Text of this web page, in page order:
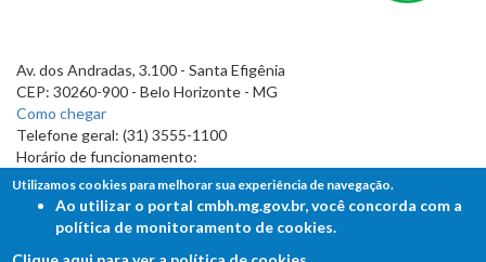
Av. dos Andradas, 3.100 - Santa Efigênia
CEP: 30260-900 - Belo Horizonte - MG
Como chegar
Telefone geral: (31) 3555-1100
Horário de funcionamento:
7h às 19h
Utilizamos cookies para melhorar sua experiência de navegação.
Ao utilizar o portal cmbh.mg.gov.br, você concorda com a
política de monitoramento de cookies.